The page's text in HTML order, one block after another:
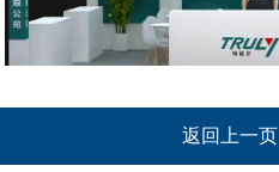
返回上一页